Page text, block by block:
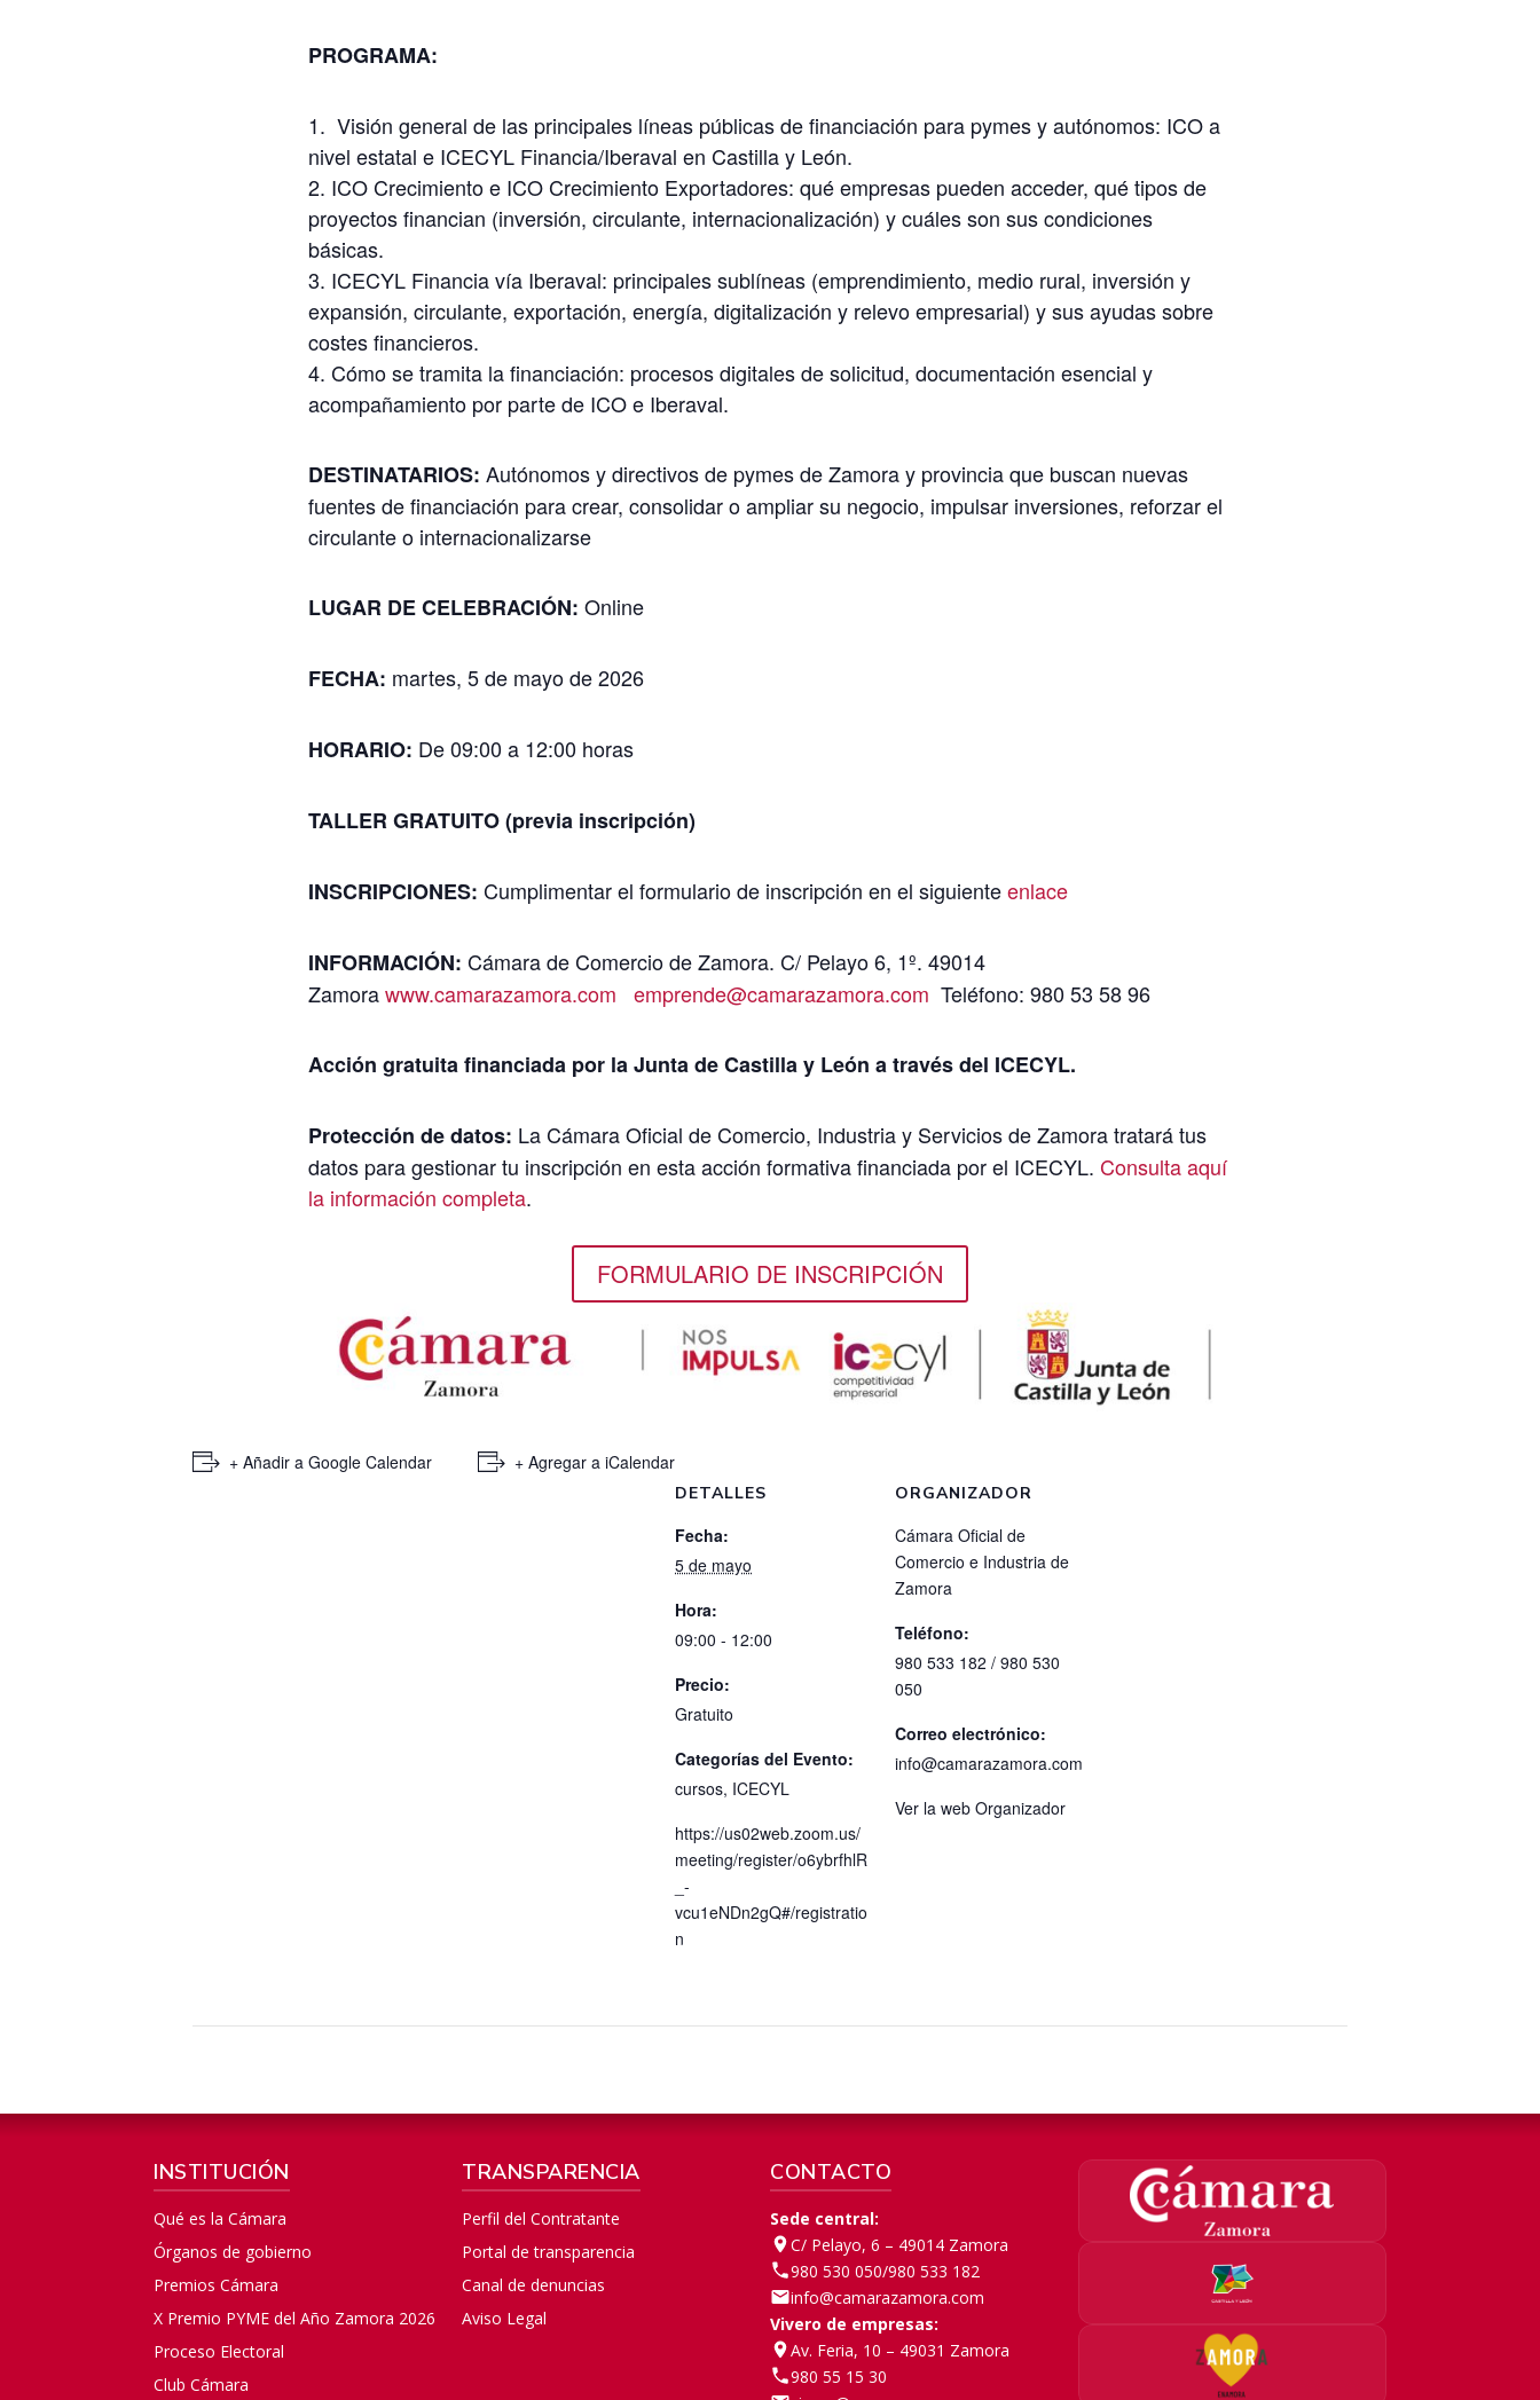
PROGRAMA:
Visión general de las principales líneas públicas de financiación para pymes y autónomos: ICO a
nivel estatal e ICECYL Financia/Iberaval en Castilla y León.
ICO Crecimiento e ICO Crecimiento Exportadores: qué empresas pueden acceder, qué tipos de
proyectos financian (inversión, circulante, internacionalización) y cuáles son sus condiciones
básicas.
ICECYL Financia vía Iberaval: principales sublíneas (emprendimiento, medio rural, inversión y
expansión, circulante, exportación, energía, digitalización y relevo empresarial) y sus ayudas sobre
costes financieros.
Cómo se tramita la financiación: procesos digitales de solicitud, documentación esencial y
acompañamiento por parte de ICO e Iberaval.
DESTINATARIOS: Autónomos y directivos de pymes de Zamora y provincia que buscan nuevas
fuentes de financiación para crear, consolidar o ampliar su negocio, impulsar inversiones, reforzar el
circulante o internacionalizarse
LUGAR DE CELEBRACIÓN: Online
FECHA: martes, 5 de mayo de 2026
HORARIO: De 09:00 a 12:00 horas
TALLER GRATUITO (previa inscripción)
INSCRIPCIONES: Cumplimentar el formulario de inscripción en el siguienteenlace
INFORMACIÓN: Cámara de Comercio de Zamora. C/ Pelayo 6, 1º. 49014
Zamorawww.camarazamora.com emprende@camarazamora.com Teléfono: 980 53 58 96
Acción gratuita financiada por la Junta de Castilla y León a través del ICECYL.
Protección de datos: La Cámara Oficial de Comercio, Industria y Servicios de Zamora tratará tus
datos para gestionar tu inscripción en esta acción formativa financiada por el ICECYL. Consulta aquí
la información completa.
FORMULARIO DE INSCRIPCIÓN
+ Añadir a Google Calendar + Agregar a iCalendar
DETALLES
Fecha:
5 de mayo
Hora:
09:00 - 12:00
Precio:
Gratuito
Categorías del Evento:
cursos, ICECYL
https://us02web.zoom.us/
meeting/register/o6ybrfhlR
_-
vcu1eNDn2gQ#/registratio
n
ORGANIZADOR
Cámara Oficial de
Comercio e Industria de
Zamora
Teléfono:
980 533 182 / 980 530
050
Correo electrónico:
info@camarazamora.com
Ver la web Organizador
INSTITUCIÓN
Qué es la Cámara
Órganos de gobierno
Premios Cámara
X Premio PYME del Año Zamora 2026
Proceso Electoral
Club Cámara
TRANSPARENCIA
Perfil del Contratante
Portal de transparencia
Canal de denuncias
Aviso Legal
CONTACTO
Sede central:
C/ Pelayo, 6 – 49014 Zamora
980 530 050/980 533 182
info@camarazamora.com
Vivero de empresas:
Av. Feria, 10 – 49031 Zamora
980 55 15 30